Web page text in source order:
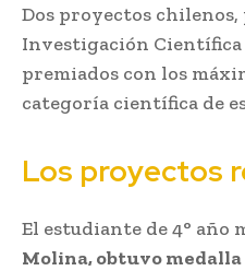
Dos proyectos
Investigación Científica
premiados con los
categoría científica de
Los proyectos
El estudiante de 4° año
Molina, obtuvo medalla